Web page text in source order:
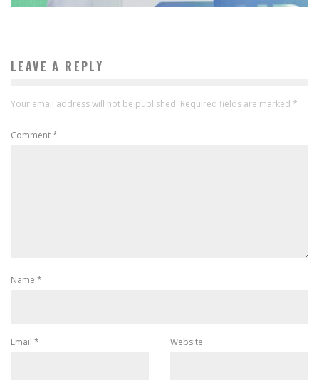
LEAVE A REPLY
Your email address will not be published. Required fields are marked *
Comment*
Name *
Email * Website